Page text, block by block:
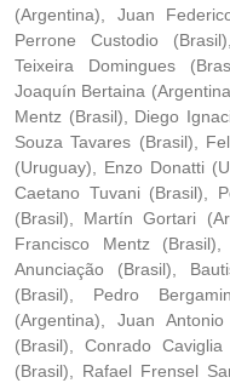
(Argentina), Juan
Perrone Custodio
Teixeira Domingues
Joaquín Bertaina
Mentz (Brasil), Diego
Souza Tavares (Brasil),
(Uruguay), Enzo Donatti
Caetano Tuvani (Brasil),
(Brasil), Martín Gortari
Francisco Mentz
Anunciação (Brasil),
(Brasil), Pedro
(Argentina), Juan
(Brasil), Conrado
(Brasil), Rafael Frensel